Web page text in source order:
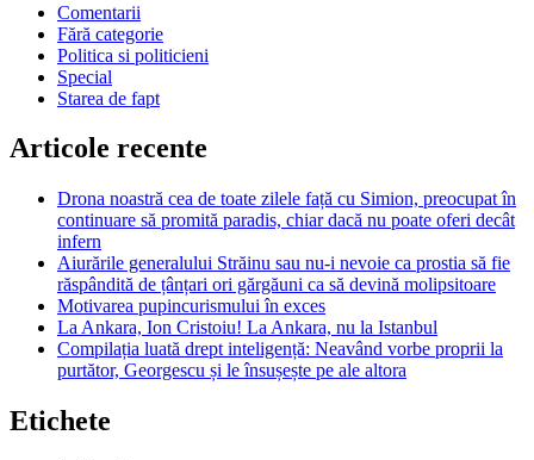
Comentarii
Fără categorie
Politica si politicieni
Special
Starea de fapt
Articole recente
Drona noastră cea de toate zilele față cu Simion, preocupat în
continuare să promită paradis, chiar dacă nu poate oferi decât
infern
Aiurările generalului Străinu sau nu-i nevoie ca prostia să fie
răspândită de țânțari ori gărgăuni ca să devină molipsitoare
Motivarea pupincurismului în exces
La Ankara, Ion Cristoiu! La Ankara, nu la Istanbul
Compilația luată drept inteligență: Neavând vorbe proprii la
purtător, Georgescu și le însușește pe ale altora
Etichete